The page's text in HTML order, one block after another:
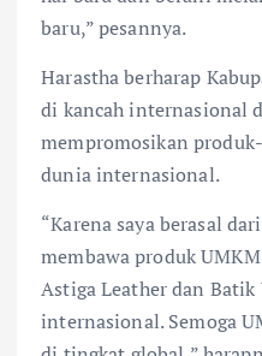
baru,” pesannya.
Harastha berharap
di kancah internasional
mempromosikan
dunia internasional.
“Karena saya berasal
membawa produk
Astiga Leather dan Batik
internasional. Semoga